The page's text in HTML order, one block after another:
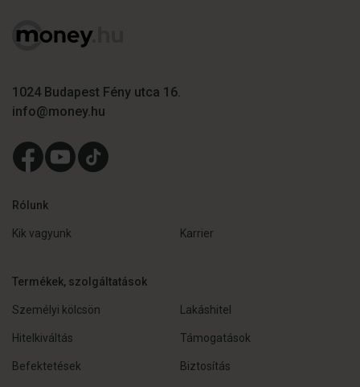
1024 Budapest Fény utca 16.
info@money.hu
Rólunk
Kik vagyunk Karrier
Termékek, szolgáltatások
Személyi kölcsön Lakáshitel
Hitelkiváltás Támogatások
Befektetések Biztosítás